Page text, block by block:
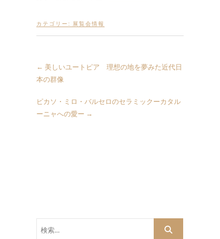
カテゴリー: 展覧会情報
← 美しいユートピア 理想の地を夢みた近代日
本の群像
ピカソ・ミロ・バルセロのセラミックーカタル
ーニャへの愛ー →